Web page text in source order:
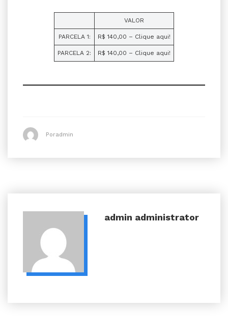
VALOR
PARCELA 1: R$ 140,00 – Clique aqui!
PARCELA 2: R$ 140,00 – Clique aqui!
Poradmin
admin administrator